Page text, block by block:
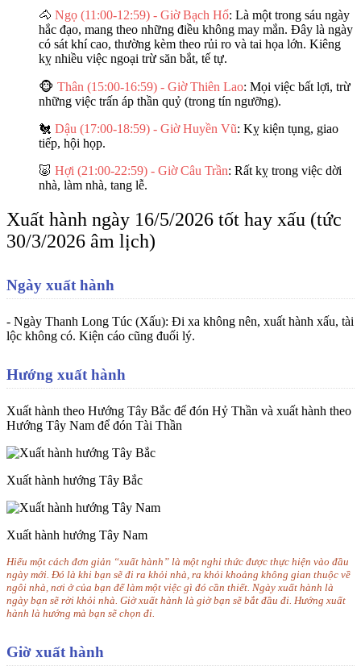
🐴 Ngọ (11:00-12:59) - Giờ Bạch Hổ: Là một trong sáu ngày
hắc đạo, mang theo những điều không may mắn. Đây là ngày
có sát khí cao, thường kèm theo rủi ro và tai họa lớn. Kiêng
kỵ nhiều việc ngoại trừ săn bắt, tế tự.
🐵 Thân (15:00-16:59) - Giờ Thiên Lao: Mọi việc bất lợi, trừ
những việc trấn áp thần quỷ (trong tín ngưỡng).
🐔 Dậu (17:00-18:59) - Giờ Huyền Vũ: Kỵ kiện tụng, giao
tiếp, hội họp.
🐷 Hợi (21:00-22:59) - Giờ Câu Trần: Rất kỵ trong việc dời
nhà, làm nhà, tang lễ.
Xuất hành ngày 16/5/2026 tốt hay xấu (tức
30/3/2026 âm lịch)
Ngày xuất hành
- Ngày Thanh Long Túc (Xấu): Đi xa không nên, xuất hành xấu, tài
lộc không có. Kiện cáo cũng đuối lý.
Hướng xuất hành
Xuất hành theo Hướng Tây Bắc để đón Hỷ Thần và xuất hành theo
Hướng Tây Nam để đón Tài Thần
Xuất hành hướng Tây Bắc
Xuất hành hướng Tây Nam
Hiểu một cách đơn giản “xuất hành” là một nghi thức được thực hiện vào đầu
ngày mới. Đó là khi bạn sẽ đi ra khỏi nhà, ra khỏi khoảng không gian thuộc về
ngôi nhà, nơi ở của bạn để làm một việc gì đó cần thiết. Ngày xuất hành là
ngày bạn sẽ rời khỏi nhà. Giờ xuất hành là giờ bạn sẽ bắt đầu đi. Hướng xuất
hành là hướng mà bạn sẽ chọn đi.
Giờ xuất hành